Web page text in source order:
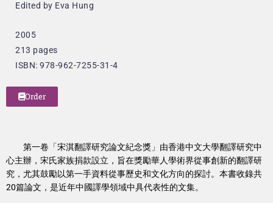
Edited by Eva Hung
2005
213 pages
ISBN: 978-962-7255-31-4
Order
第一卷「宋淇翻譯研究論文紀念獎」由香港中文大學翻譯研究中
心主辦，宋氏家族捐款設立，旨在獎勵華人學術界從事創新的翻譯研
究，尤其鼓勵以第一手資料從事歷史和文化方向的探討。本書收錄共
20篇論文，是近年中國譯學領域中具代表性的文集。